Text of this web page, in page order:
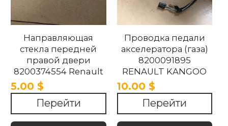
Направляющая
стекла передней
правой двери
8200374554 Renault
Kangoo 1997-2012
5.00 $
Перейти
Проводка педали
акселератора (газа)
8200091895
RENAULT KANGOO
1997-2007
10.00 $
Перейти